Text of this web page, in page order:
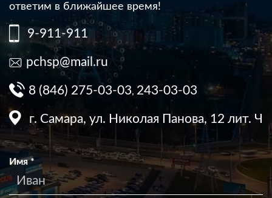
ответим в ближайшее время!
9-911-911
pchsp@mail.ru
8 (846) 275-03-03, 243-03-03
г. Самара, ул. Николая Панова, 12 лит. Ч
Имя*